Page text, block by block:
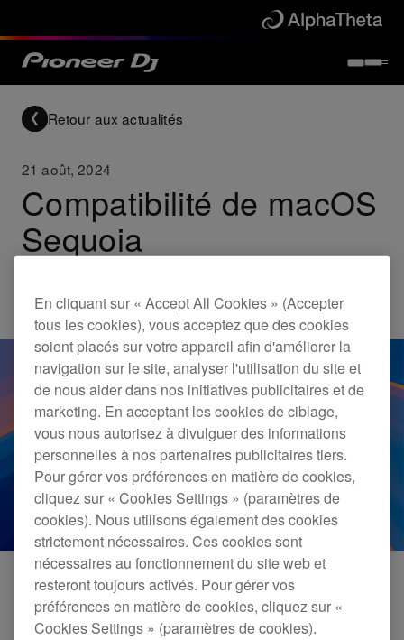
Retour aux actualités
21 août, 2024
Compatibilité de macOS
Sequoia
Updates
Nous étudions actuellement la compatibilité de
En cliquant sur « Accept All Cookies » (Accepter
tous les cookies), vous acceptez que des cookies
soient placés sur votre appareil afin d'améliorer la
navigation sur le site, analyser l'utilisation du site et
de nous aider dans nos initiatives publicitaires et de
marketing. En acceptant les cookies de ciblage,
vous nous autorisez à divulguer des informations
personnelles à nos partenaires publicitaires tiers.
Pour gérer vos préférences en matière de cookies,
cliquez sur « Cookies Settings » (paramètres de
cookies). Nous utilisons également des cookies
strictement nécessaires. Ces cookies sont
nécessaires au fonctionnement du site web et
resteront toujours activés. Pour gérer vos
préférences en matière de cookies, cliquez sur «
Cookies Settings » (paramètres de cookies).